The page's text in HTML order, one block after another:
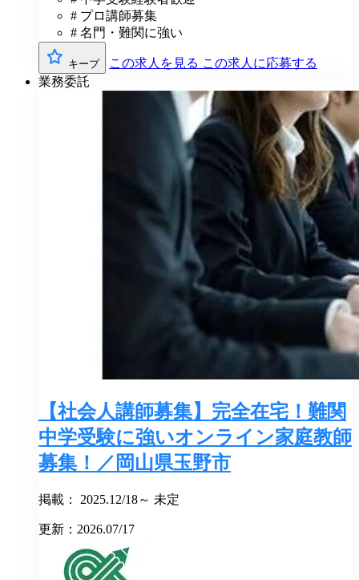
# プロ講師募集
# 名門・難関に強い
キープ この求人を見る この求人に応募する
業務委託
【社会人講師募集】完全在宅！難関
中学受験に強いオンライン家庭教師
募集！／岡山県玉野市
掲載： 2025.12/18～ 未定
更新：2026.07/17